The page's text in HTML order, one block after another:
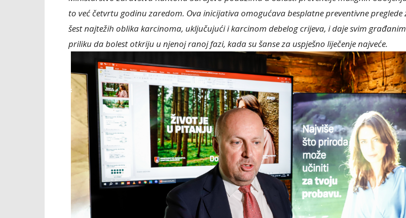
to već četvrtu godinu zaredom. Ova inicijativa omogućava besplatne preventivne preglede
šest najtežih oblika karcinoma, uključujući i karcinom debelog crijeva, i daje svim
priliku da bolest otkriju u njenoj ranoj fazi, kada su šanse za uspješno liječenje najveće.